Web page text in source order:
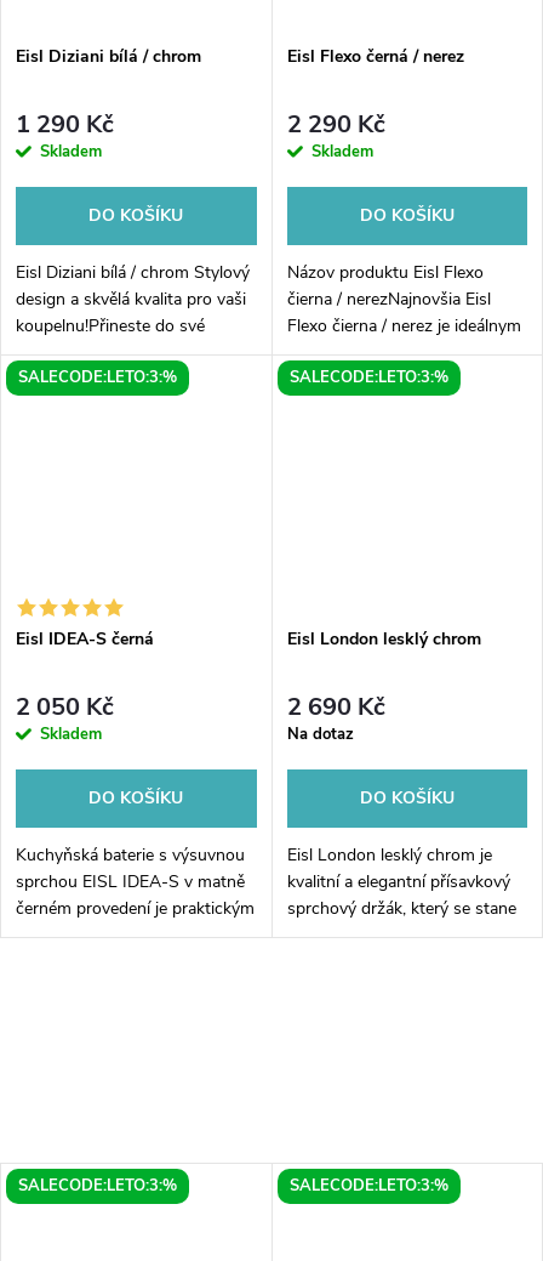
Eisl Diziani bílá / chrom
1 290 Kč
Skladem
DO KOŠÍKU
Eisl Diziani bílá / chrom Stylový
design a skvělá kvalita pro vaši
koupelnu!Přineste do své
koupelny nádech elegance a
moderního stylu s kohoutkem
Eisl Flexo černá / nerez
2 290 Kč
Skladem
DO KOŠÍKU
Názov produktu Eisl Flexo
čierna / nerezNajnovšia Eisl
Flexo čierna / nerez je ideálnym
doplnkom pre vašu kúpeľňu. Je
skvelým riešením pre všetkých,
SALECODE:LETO:3:%
Eisl IDEA-S černá
2 050 Kč
Skladem
DO KOŠÍKU
Kuchyňská baterie s výsuvnou
sprchou EISL IDEA-S v matně
černém provedení je praktickým
řešením pro moderní kuchyně.
SALECODE:LETO:3:%
Eisl London lesklý chrom
2 690 Kč
Na dotaz
DO KOŠÍKU
Eisl London lesklý chrom je
kvalitní a elegantní přísavkový
sprchový držák, který se stane
nezbytnou součástí každé
SALECODE:LETO:3:% SALECODE:LETO:3:%